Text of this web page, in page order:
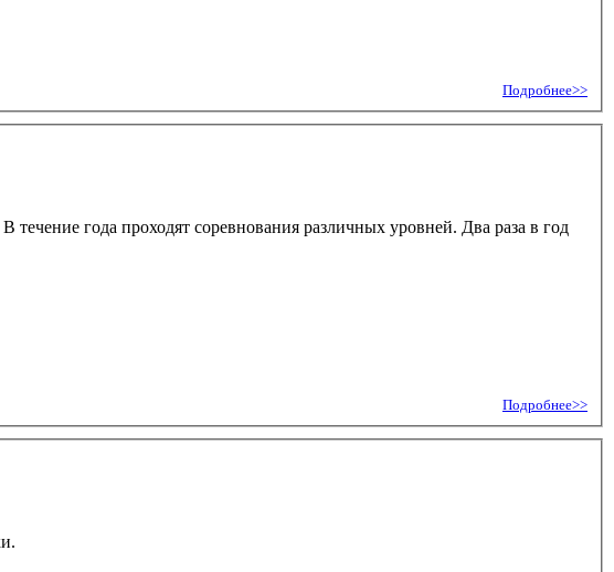
Подробнее>>
года проходят соревнования различных уровней. Два раза в год
Подробнее>>